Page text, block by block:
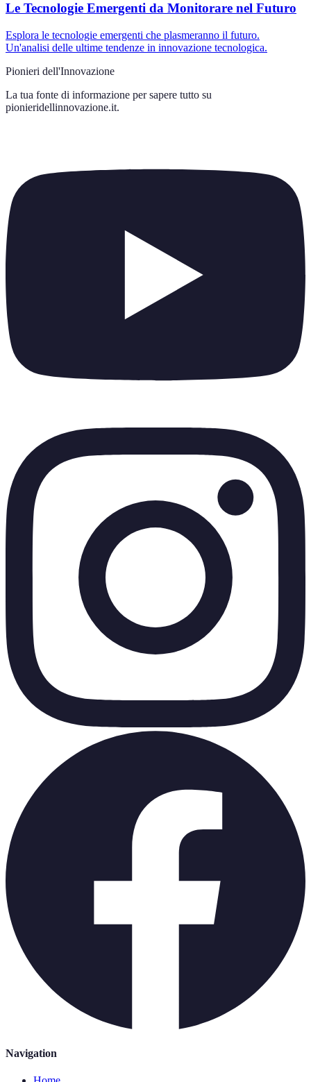
Le Tecnologie Emergenti da Monitorare nel Futuro
Esplora le tecnologie emergenti che plasmeranno il futuro.
Un'analisi delle ultime tendenze in innovazione tecnologica.
Pionieri dell'Innovazione
La tua fonte di informazione per sapere tutto su
pionieridellinnovazione.it.
Navigation